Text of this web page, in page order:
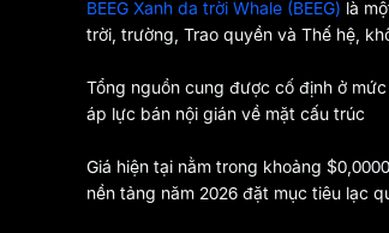
BEEG Xanh da trời Whale (BEEG) là
trời, trường, Trao quyền và Thế hệ,
Tổng nguồn cung được cố định ở
áp lực bán nội gián về mặt cấu trúc
Giá hiện tại nằm trong khoảng
nền tảng năm 2026 đặt mục tiêu lạc